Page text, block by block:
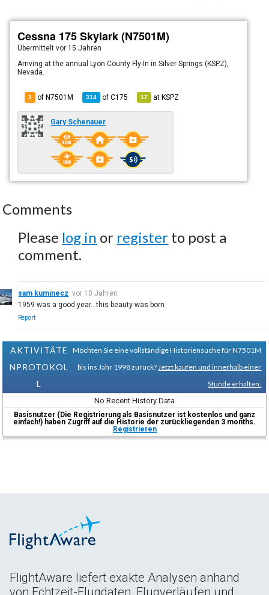
Cessna 175 Skylark (N7501M)
Übermitteltvor 15 Jahren
Arriving at the annual Lyon County Fly-In in Silver Springs (KSPZ),
Nevada.
1 of N7501M 314 ofC175 17 atKSPZ
Gary Schenauer
Comments
Please log in or register to post a
comment.
sam kuminecz vor 10 Jahren
1959 was a good year...this beauty was born
Report
AKTIVITÄTE
NPROTOKOL
L
Möchten Sie eine vollständige Historiensuche für N7501M
bis ins Jahr 1998 zurück? Jetzt kaufen und innerhalb einer
Stunde erhalten.
No Recent History Data
Basisnutzer (Die Registrierung als Basisnutzer ist kostenlos und ganz
einfach!) haben Zugriff auf die Historie der zurückliegenden 3 months.
Registrieren
FlightAware liefert exakte Analysen anhand
von Echtzeit-Flugdaten, Flugverläufen und